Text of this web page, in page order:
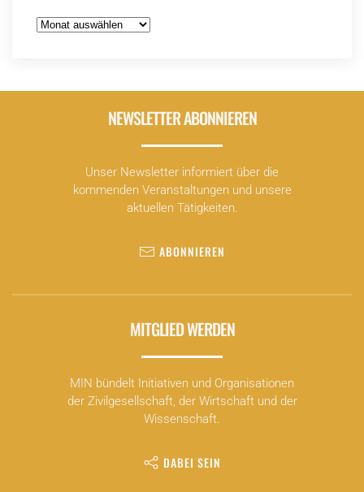
Archiv
NEWSLETTER ABONNIEREN
Unser Newsletter informiert über die
kommenden Veranstaltungen und unsere
aktuellen Tätigkeiten.
ABONNIEREN
MITGLIED WERDEN
MIN bündelt Initiativen und Organisationen
der Zivilgesellschaft, der Wirtschaft und der
Wissenschaft.
DABEI SEIN